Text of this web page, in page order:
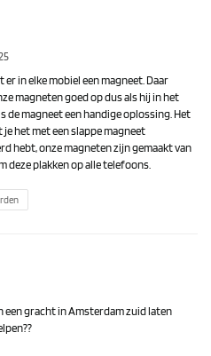
er in elke mobiel een magneet. Daar
magneten goed op dus als hij in het
de magneet een handige oplossing. Het
je het met een slappe magneet
hebt, onze magneten zijn gemaakt van
deze plakken op alle telefoons.
een gracht in Amsterdam zuid laten